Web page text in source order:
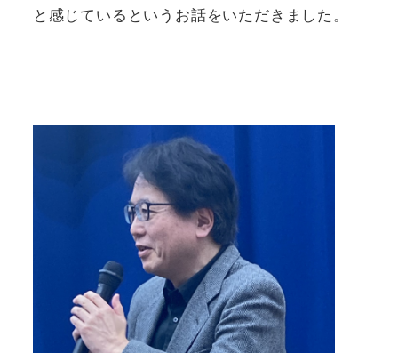
と感じているというお話をいただきました。